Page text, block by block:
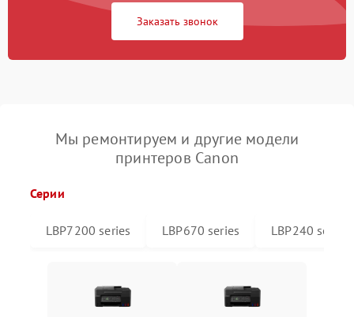
Заказать звонок
Мы ремонтируем и другие модели
принтеров Canon
Серии
LBP7200 series LBP670 series LBP240 series